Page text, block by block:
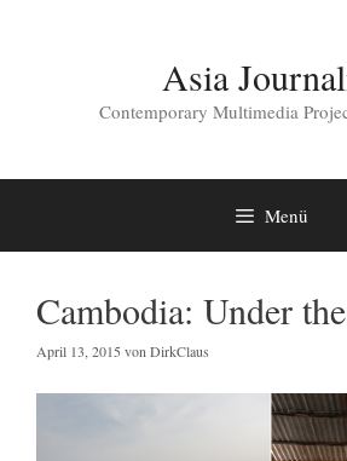
Asia
Contemporary Multimedia
Menü
Cambodia: Under
April 13, 2015 von DirkClaus